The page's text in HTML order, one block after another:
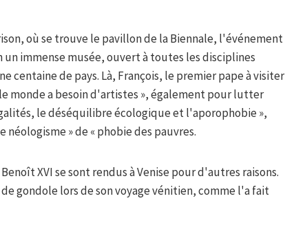
où se trouve le pavillon de la Biennale, l'événement
immense musée, ouvert à toutes les disciplines
de pays. Là, François, le premier pape à visiter
monde a besoin d'artistes », également pour lutter
le déséquilibre écologique et l'aporophobie »,
» de « phobie des pauvres.
XVI se sont rendus à Venise pour d'autres raisons.
gondole lors de son voyage vénitien, comme l'a fait